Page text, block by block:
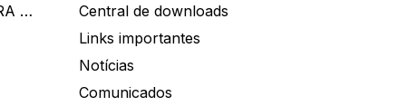
IDEALL ADMINISTRADORA DE BENEFÍCIOS
Central de downloads
Links importantes
Notícias
Comunicados